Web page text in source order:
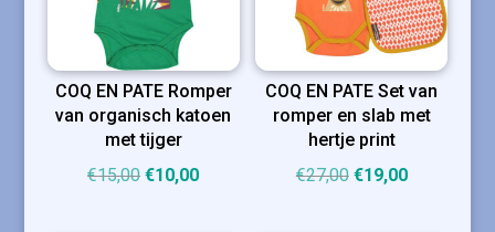
COQ EN PATE Romper
van organisch katoen
met tijger
€15,00 Oorspronkelijke
€10,00Huidige
COQ EN PATE Set van
romper en slab met
hertje print
€27,00 Oorspronkelijke
€19,00Huidige